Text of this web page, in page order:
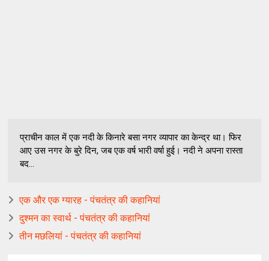
प्राचीन काल में एक नदी के किनारे बसा नगर व्यापार का केन्द्र था। फिर
आए उस नगर के बुरे दिन, जब एक वर्ष भारी वर्षा हुई। नदी ने अपना रास्ता
बद...
एक और एक ग्यारह - पंचतंत्र की कहानियां
दुश्मन का स्वार्थ - पंचतंत्र की कहानियां
तीन मछलियां - पंचतंत्र की कहानियां